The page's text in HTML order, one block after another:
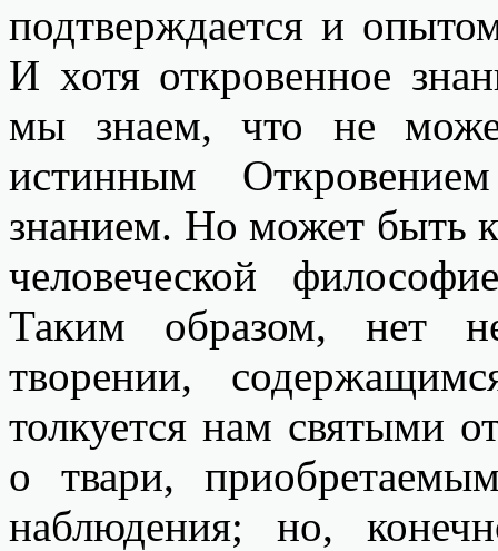
подтверждается и
И хотя откровенное
мы знаем, что не
истинным
знанием. Но может быть
человеческой
Таким образом, нет
творении,
толкуется нам святыми
о твари,
наблюдения; но,